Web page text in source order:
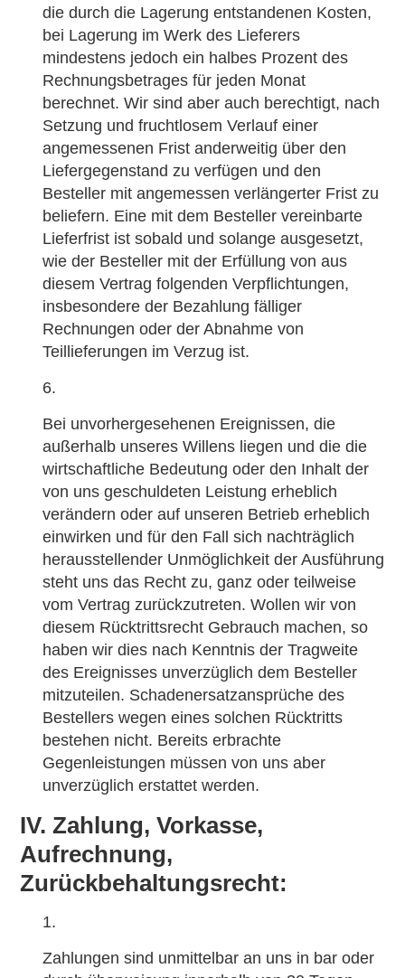
die durch die Lagerung entstandenen Kosten,
bei Lagerung im Werk des Lieferers
mindestens jedoch ein halbes Prozent des
Rechnungsbetrages für jeden Monat
berechnet. Wir sind aber auch berechtigt, nach
Setzung und fruchtlosem Verlauf einer
angemessenen Frist anderweitig über den
Liefergegenstand zu verfügen und den
Besteller mit angemessen verlängerter Frist zu
beliefern. Eine mit dem Besteller vereinbarte
Lieferfrist ist sobald und solange ausgesetzt,
wie der Besteller mit der Erfüllung von aus
diesem Vertrag folgenden Verpflichtungen,
insbesondere der Bezahlung fälliger
Rechnungen oder der Abnahme von
Teillieferungen im Verzug ist.
Bei unvorhergesehenen Ereignissen, die
außerhalb unseres Willens liegen und die die
wirtschaftliche Bedeutung oder den Inhalt der
von uns geschuldeten Leistung erheblich
verändern oder auf unseren Betrieb erheblich
einwirken und für den Fall sich nachträglich
herausstellender Unmöglichkeit der Ausführung
steht uns das Recht zu, ganz oder teilweise
vom Vertrag zurückzutreten. Wollen wir von
diesem Rücktrittsrecht Gebrauch machen, so
haben wir dies nach Kenntnis der Tragweite
des Ereignisses unverzüglich dem Besteller
mitzuteilen. Schadenersatzansprüche des
Bestellers wegen eines solchen Rücktritts
bestehen nicht. Bereits erbrachte
Gegenleistungen müssen von uns aber
unverzüglich erstattet werden.
IV. Zahlung, Vorkasse,
Aufrechnung,
Zurückbehaltungsrecht:
Zahlungen sind unmittelbar an uns in bar oder